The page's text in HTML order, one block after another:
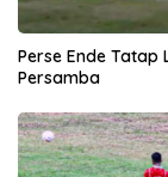
Perse Ende Tatap
Persamba